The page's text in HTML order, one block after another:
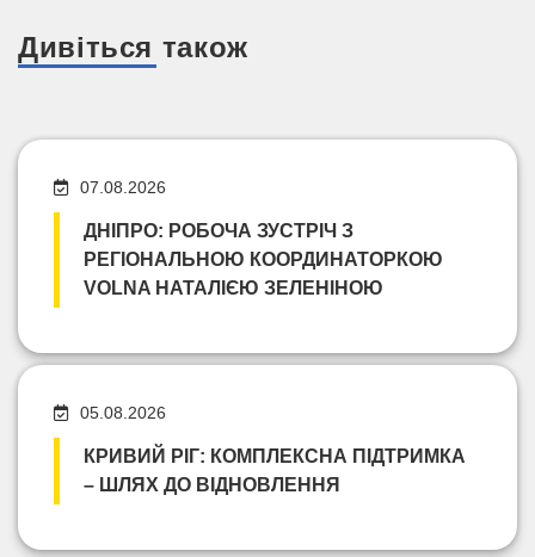
Дивіться також
07.08.2026
ДНІПРО: РОБОЧА ЗУСТРІЧ З
РЕГІОНАЛЬНОЮ КООРДИНАТОРКОЮ
VOLNA НАТАЛІЄЮ ЗЕЛЕНІНОЮ
05.08.2026
КРИВИЙ РІГ: КОМПЛЕКСНА ПІДТРИМКА
– ШЛЯХ ДО ВІДНОВЛЕННЯ